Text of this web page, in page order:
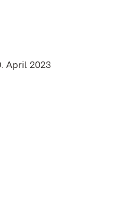
April 2023